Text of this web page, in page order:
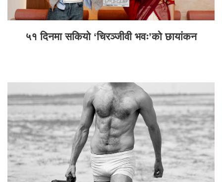
५१ दिनमा सकियो ‘चिरञ्जीवी भवः’को छायांकन